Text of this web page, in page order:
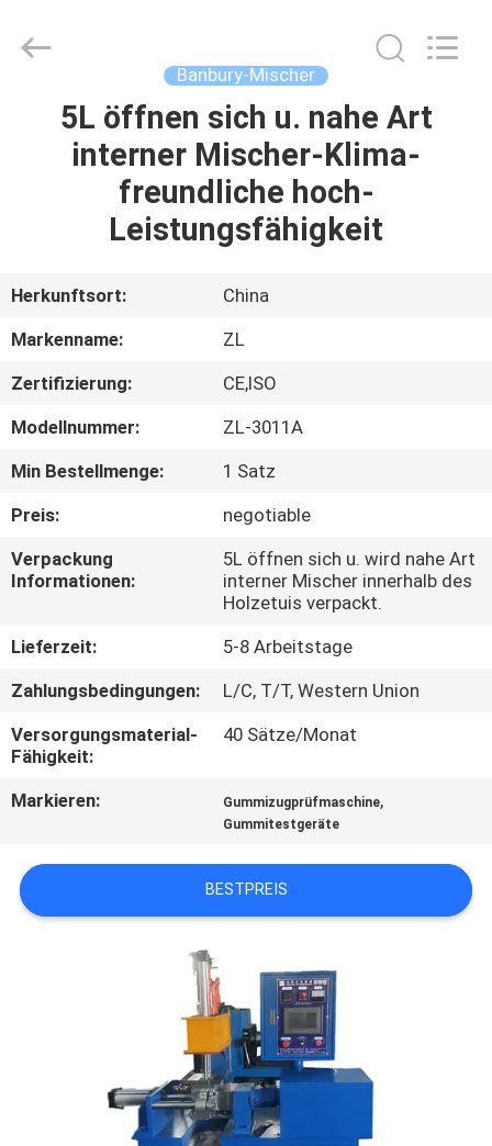
HAUS
PRODUKTE
ÜBER
FABRIK-
AUSFLUG
QUALITÄTSKONTROLLE
SIE
MIT
UNS
IN
VERBINDUNG
NACHRICHTEN
Ltd..
Banbury-Mischer
5L öffnen sich u. nahe Art
interner Mischer-Klima-
freundliche hoch-
Leistungsfähigkeit
Herkunftsort:
China
Markenname:
ZL
Zertifizierung:
CE,ISO
Modellnummer:
ZL-3011A
Min Bestellmenge:
1 Satz
Preis:
negotiable
Verpackung
Informationen:
5L öffnen sich u. wird nahe Art
interner Mischer innerhalb des
Holzetuis verpackt.
Lieferzeit:
5-8 Arbeitstage
Zahlungsbedingungen:
L/C, T/T, Western Union
Versorgungsmaterial-
Fähigkeit:
40 Sätze/Monat
Markieren: Gummizugprüfmaschine,
Gummitestgeräte
BESTPREIS